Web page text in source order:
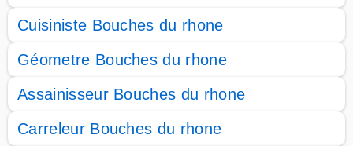
Cuisiniste Bouches du rhone
Géometre Bouches du rhone
Assainisseur Bouches du rhone
Carreleur Bouches du rhone